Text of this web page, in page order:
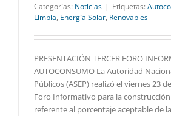
Categorías: Noticias | Etiquetas:
Limpia, Energía Solar, Renovables
PRESENTACIÓN TERCER FORO
AUTOCONSUMO La Autoridad
Públicos (ASEP) realizó el viernes 23
Foro Informativo para la
referente al porcentaje aceptable de